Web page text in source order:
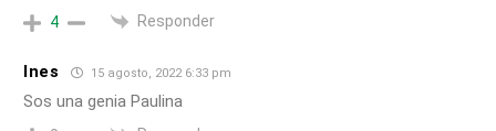
4 Responder
Ines 15 agosto, 2022 6:33 pm
Sos una genia Paulina